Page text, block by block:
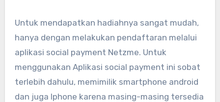
Untuk mendapatkan hadiahnya sangat mudah,
hanya dengan melakukan pendaftaran melalui
aplikasi social payment Netzme. Untuk
menggunakan Aplikasi social payment ini sobat
terlebih dahulu, memimilik smartphone android
dan juga Iphone karena masing-masing tersedia